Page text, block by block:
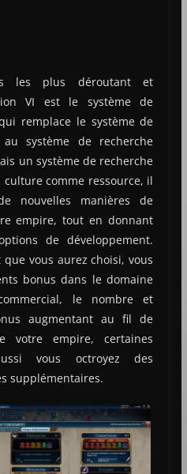
les plus déroutant et
VI est le système de
remplace le système de
système de recherche
un système de recherche
comme ressource, il
nouvelles manières de
empire, tout en donnant
de développement.
vous aurez choisi, vous
bonus dans le domaine
le nombre et
augmentant au fil de
votre empire, certaines
vous octroyez des
supplémentaires.